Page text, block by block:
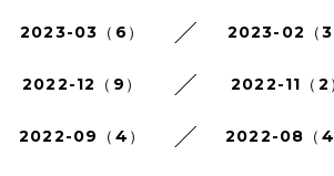
2023-03（6） 2023-02（3
2022-12（9） 2022-11（2
2022-09（4） 2022-08（4